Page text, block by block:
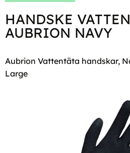
HANDSKE
AUBRION NAVY
Aubrion Vattentäta handskar,
Large